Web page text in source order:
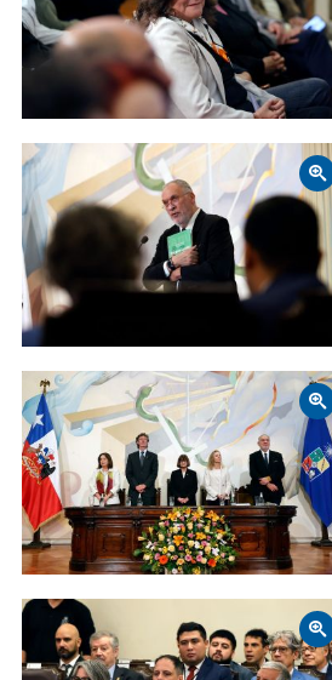
Zoom
Zoom
Zoom